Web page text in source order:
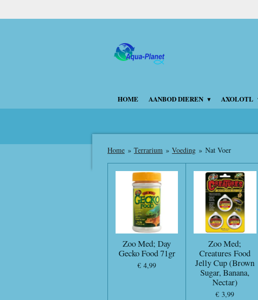
HOME AANBOD DIEREN AXOLOTL
Home » Terrarium » Voeding » Nat Voer
Zoo Med; Day
Gecko Food 71gr
€ 4,99
Zoo Med;
Creatures Food
Jelly Cup (Brown
Sugar, Banana,
Nectar)
€ 3,99